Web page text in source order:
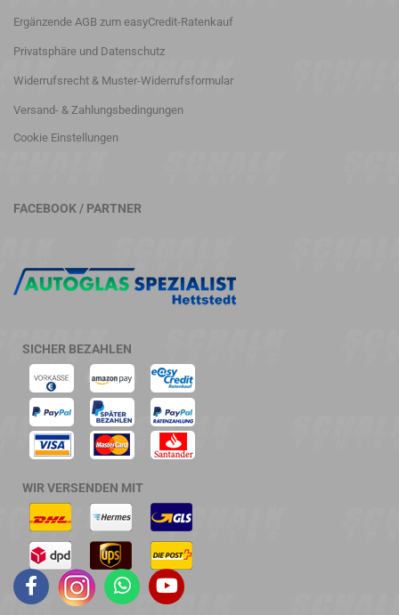
Ergänzende AGB zum easyCredit-Ratenkauf
Privatsphäre und Datenschutz
Widerrufsrecht & Muster-Widerrufsformular
Versand- & Zahlungsbedingungen
Cookie Einstellungen
FACEBOOK / PARTNER
SICHER BEZAHLEN
WIR VERSENDEN MIT